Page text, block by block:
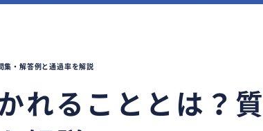
集・解答例と通過率を解説
れることとは？